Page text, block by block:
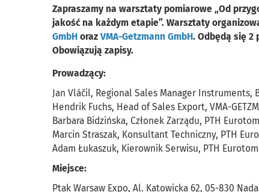
Zapraszamy na warsztaty pomiarowe „Od
jakość na każdym etapie”. Warsztaty
GmbH oraz VMA-Getzmann GmbH. Odbędą się 2
Obowiązują zapisy.
Prowadzący:
Jan Vláčil, Regional Sales Manager Instruments,
Hendrik Fuchs, Head of Sales Export, VMA-
Barbara Bidzińska, Członek Zarządu, PTH Eurotom
Marcin Straszak, Konsultant Techniczny, PTH
Adam Łukaszuk, Kierownik Serwisu, PTH Eurotom
Miejsce:
Ptak Warsaw Expo, Al. Katowicka 62, 05-830